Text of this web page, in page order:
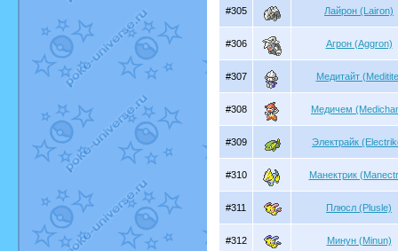
#305 Лайрон (Lairon)
#306 Агрон (Aggron)
#307 Медитайт
#308 Медичем
#309 Электрайк
#310 Манектрик
#311 Плюсл (Plusle)
#312 Минун (Minun)